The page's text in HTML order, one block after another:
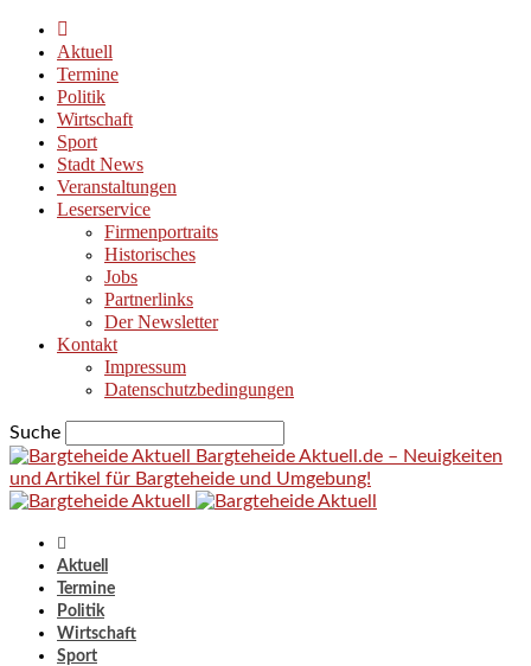
Aktuell
Termine
Politik
Wirtschaft
Sport
Stadt News
Veranstaltungen
Leserservice
Firmenportraits
Historisches
Jobs
Partnerlinks
Der Newsletter
Kontakt
Impressum
Datenschutzbedingungen
Suche
Bargteheide Aktuell.de – Neuigkeiten
und Artikel für Bargteheide und Umgebung!
Aktuell
Termine
Politik
Wirtschaft
Sport